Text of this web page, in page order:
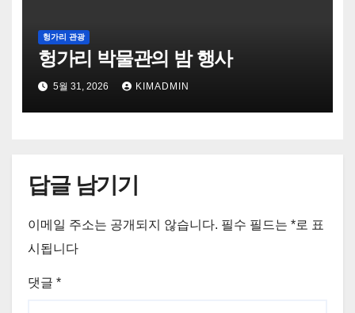
헝가리 관광
헝가리 박물관의 밤 행사
5월 31, 2026 KIMADMIN
답글 남기기
이메일 주소는 공개되지 않습니다. 필수 필드는 *로 표
시됩니다
댓글 *